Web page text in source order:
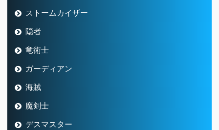
ストームカイザー
隠者
竜術士
ガーディアン
海賊
魔剣士
デスマスター